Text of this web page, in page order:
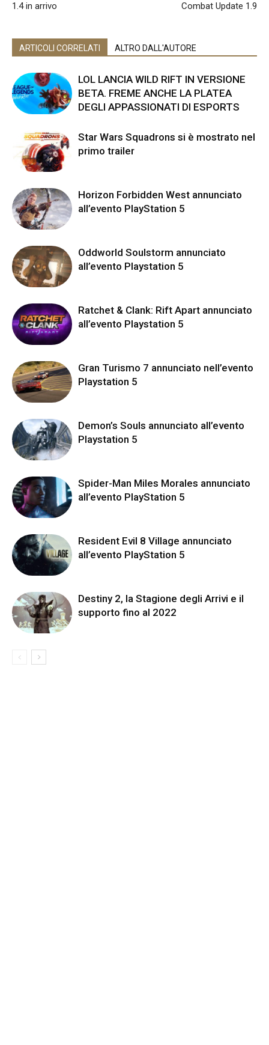
1.4 in arrivo Combat Update 1.9
ARTICOLI CORRELATI ALTRO DALL'AUTORE
LOL LANCIA WILD RIFT IN VERSIONE
BETA. FREME ANCHE LA PLATEA
DEGLI APPASSIONATI DI ESPORTS
Star Wars Squadrons si è mostrato nel
primo trailer
Horizon Forbidden West annunciato
all’evento PlayStation 5
Oddworld Soulstorm annunciato
all’evento Playstation 5
Ratchet & Clank: Rift Apart annunciato
all’evento Playstation 5
Gran Turismo 7 annunciato nell’evento
Playstation 5
Demon’s Souls annunciato all’evento
Playstation 5
Spider-Man Miles Morales annunciato
all’evento PlayStation 5
Resident Evil 8 Village annunciato
all’evento PlayStation 5
Destiny 2, la Stagione degli Arrivi e il
supporto fino al 2022